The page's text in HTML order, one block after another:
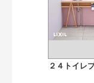
２４トイレ